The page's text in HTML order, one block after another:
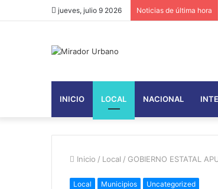
jueves, julio 9 2026 Noticias de última hora
INICIO LOCAL NACIONAL
Inicio / Local / GOBIERNO ESTATAL
Local Municipios Uncategorized